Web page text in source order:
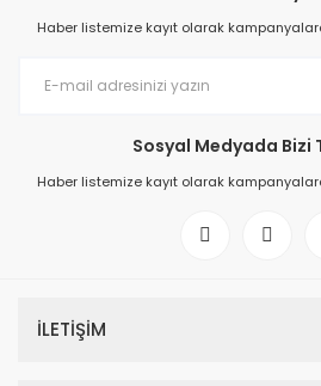
Haber listemize kayıt olarak
Sosyal Medyada Bizi
Haber listemize kayıt olarak
İLETİŞİM